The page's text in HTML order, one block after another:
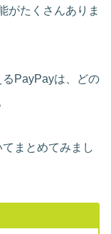
がたくさんありま
るPayPayは、どの
まとめてみまし